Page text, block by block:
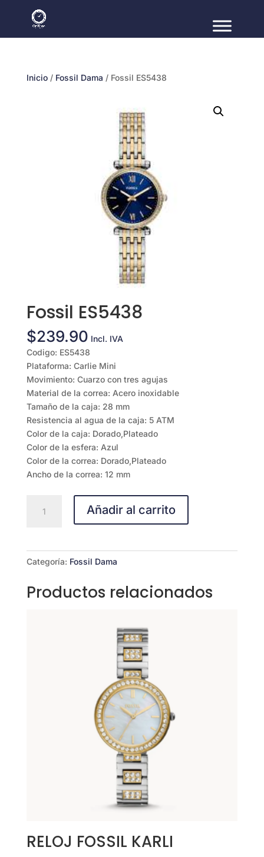
Inicio/ Fossil Dama / Fossil ES5438
Fossil ES5438
$239.90 Incl. IVA
Codigo: ES5438
Plataforma: Carlie Mini
Movimiento: Cuarzo con tres agujas
Material de la correa: Acero inoxidable
Tamaño de la caja: 28 mm
Resistencia al agua de la caja: 5 ATM
Color de la caja: Dorado,Plateado
Color de la esfera: Azul
Color de la correa: Dorado,Plateado
Ancho de la correa: 12 mm
ES5438
Añadir al carrito
Categoría: Fossil Dama
Productos relacionados
RELOJ FOSSIL KARLI